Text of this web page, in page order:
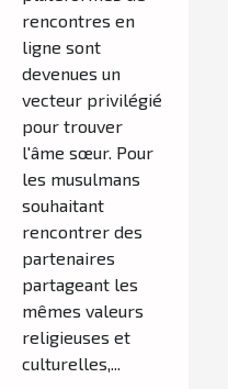
rencontres en
ligne sont
devenues un
vecteur privilégié
pour trouver
l'âme sœur. Pour
les musulmans
souhaitant
rencontrer des
partenaires
partageant les
mêmes valeurs
religieuses et
culturelles,...